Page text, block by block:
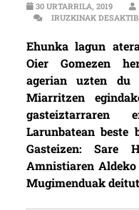
30 URTARRILA, 2019
IRUZKINAK
Ehunka lagun
Oier Gomezen
agerian uzten du
Miarritzen
gasteiztarraren
Larunbatean beste
Gasteizen: Sare
Amnistiaren
Mugimenduak